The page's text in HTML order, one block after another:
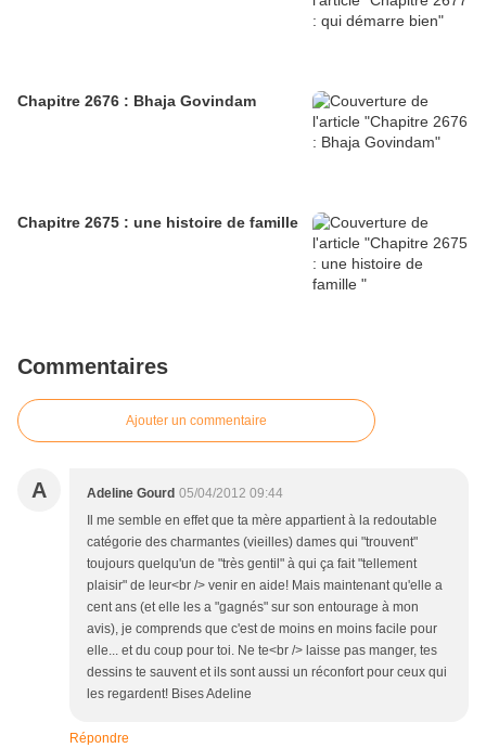
Chapitre 2676 : Bhaja Govindam
Chapitre 2675 : une histoire de famille
Commentaires
Ajouter un commentaire
A Adeline Gourd 05/04/2012 09:44
Il me semble en effet que ta mère appartient à la redoutable
catégorie des charmantes (vieilles) dames qui "trouvent"
toujours quelqu'un de "très gentil" à qui ça fait "tellement
plaisir" de leur<br /> venir en aide! Mais maintenant qu'elle a
cent ans (et elle les a "gagnés" sur son entourage à mon
avis), je comprends que c'est de moins en moins facile pour
elle... et du coup pour toi. Ne te<br /> laisse pas manger, tes
dessins te sauvent et ils sont aussi un réconfort pour ceux qui
les regardent! Bises Adeline
Répondre